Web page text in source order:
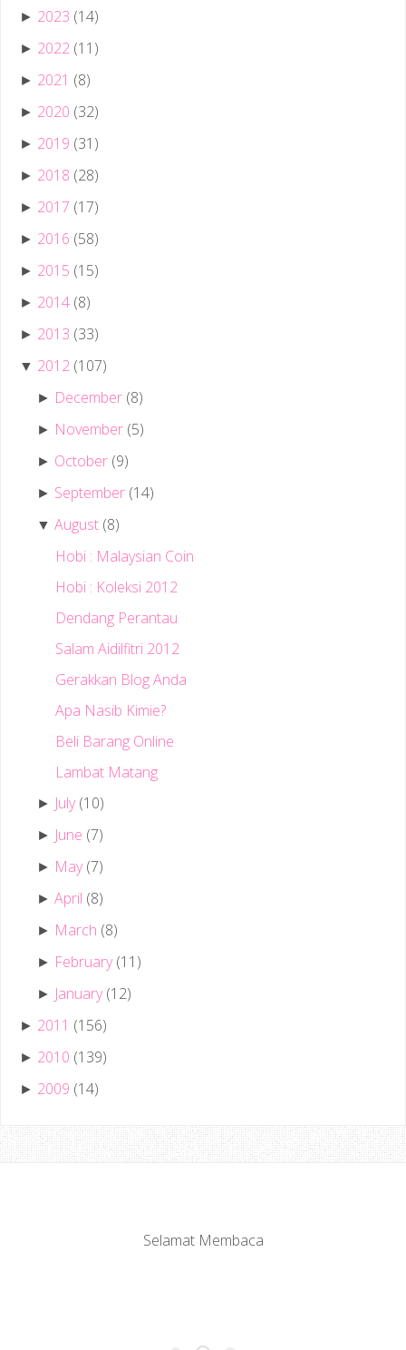
► 2023 (14)
► 2022 (11)
► 2021 (8)
► 2020 (32)
► 2019 (31)
► 2018 (28)
► 2017 (17)
► 2016 (58)
► 2015 (15)
► 2014 (8)
► 2013 (33)
▼ 2012 (107)
► December (8)
► November (5)
► October (9)
► September (14)
▼August (8)
Hobi : Malaysian Coin
Hobi : Koleksi 2012
Dendang Perantau
Salam Aidilfitri 2012
Gerakkan Blog Anda
Apa Nasib Kimie?
Beli Barang Online
Lambat Matang
► July (10)
► June (7)
► May (7)
►April (8)
► March (8)
► February (11)
► January (12)
► 2011 (156)
► 2010 (139)
► 2009 (14)
Selamat Membaca